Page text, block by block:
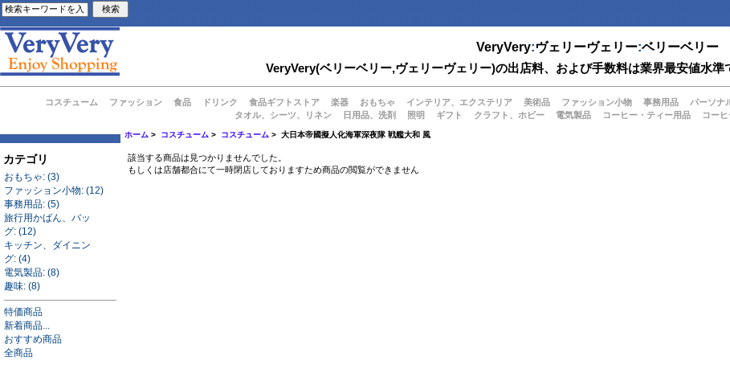
VeryVery:ヴェリーヴェリー:ベリーベリー
VeryVery(ベリーベリー,ヴェリーヴェリー)の出店料、および手数料は業界最安値水準
コスチューム ファッション 食品 ドリンク 食品ギフトストア 楽器 おもちゃ インテリア、エクステリア 美術品 ファッション小物 事務用品 パーソナ
タオル、シーツ、リネン
日用品、洗剤 照明 ギフト クラフト、ホビー 電気製品 コーヒー・ティー用品 コー
カテゴリ
おもちゃ: (3)
ファッション小物: (12)
事務用品: (5)
旅行用かばん、バッ
グ: (12)
キッチン、ダイニン
グ: (4)
電気製品: (8)
趣味: (8)
特価商品
新着商品...
おすすめ商品
全商品
ホーム > コスチューム > コスチューム > 大日本帝國擬人化海軍深夜隊 戦艦大和 風
該当する商品は見つかりませんでした。
もしくは店舗都合にて一時閉店しておりますため商品の閲覧ができません